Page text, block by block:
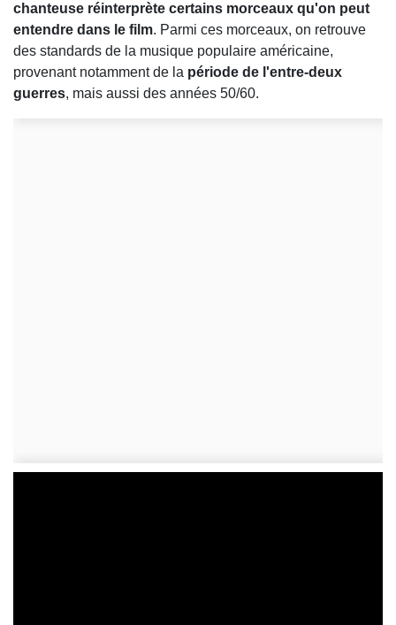
chanteuse réinterprète certains morceaux qu'on peut
entendre dans le film. Parmi ces morceaux, on retrouve
des standards de la musique populaire américaine,
provenant notamment de la période de l'entre-deux
guerres, mais aussi des années 50/60.